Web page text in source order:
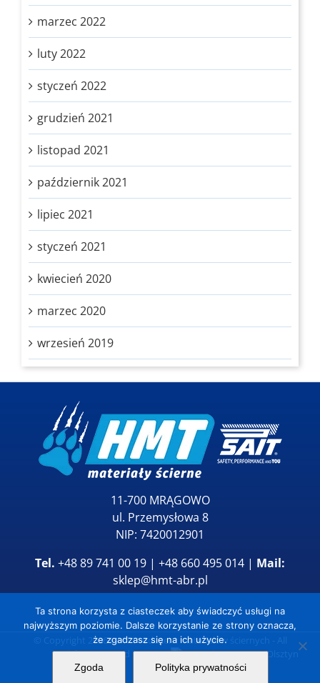
marzec 2022
luty 2022
styczeń 2022
grudzień 2021
listopad 2021
październik 2021
lipiec 2021
styczeń 2021
kwiecień 2020
marzec 2020
wrzesień 2019
11-700 MRĄGOWO
ul. Przemysłowa 8
NIP: 7420012901
Tel. +48 89 741 00 19 | +48 660 495 014 | Mail:
sklep@hmt-abr.pl
2026HMT Producent materiałów ściernych
Rights Reserved
Ta strona korzysta z ciasteczek aby świadczyć usługi na
najwyższym poziomie. Dalsze korzystanie ze strony oznacza,
że zgadzasz się na ich użycie.
Zgoda Polityka prywatności